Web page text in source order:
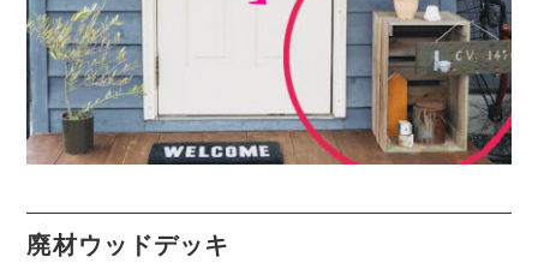
廃材ウッドデッキ